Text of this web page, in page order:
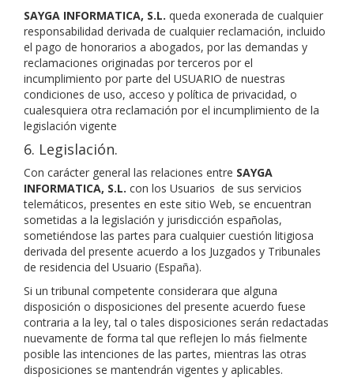
SAYGA INFORMATICA, S.L. queda exonerada de cualquier
responsabilidad derivada de cualquier reclamación, incluido
el pago de honorarios a abogados, por las demandas y
reclamaciones originadas por terceros por el
incumplimiento por parte del USUARIO de nuestras
condiciones de uso, acceso y política de privacidad, o
cualesquiera otra reclamación por el incumplimiento de la
legislación vigente
6. Legislación.
Con carácter general las relaciones entre SAYGA
INFORMATICA, S.L. con los Usuarios de sus servicios
telemáticos, presentes en este sitio Web, se encuentran
sometidas a la legislación y jurisdicción españolas,
sometiéndose las partes para cualquier cuestión litigiosa
derivada del presente acuerdo a los Juzgados y Tribunales
de residencia del Usuario (España).
Si un tribunal competente considerara que alguna
disposición o disposiciones del presente acuerdo fuese
contraria a la ley, tal o tales disposiciones serán redactadas
nuevamente de forma tal que reflejen lo más fielmente
posible las intenciones de las partes, mientras las otras
disposiciones se mantendrán vigentes y aplicables.